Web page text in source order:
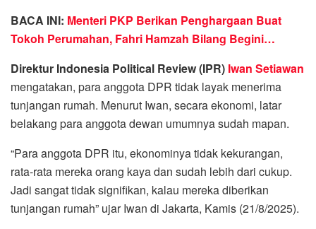
BACA INI: Menteri PKP Berikan Penghargaan Buat
Tokoh Perumahan, Fahri Hamzah Bilang Begini…
Direktur Indonesia Political Review (IPR) Iwan Setiawan
mengatakan, para anggota DPR tidak layak menerima
tunjangan rumah. Menurut Iwan, secara ekonomi, latar
belakang para anggota dewan umumnya sudah mapan.
“Para anggota DPR itu, ekonominya tidak kekurangan,
rata-rata mereka orang kaya dan sudah lebih dari cukup.
Jadi sangat tidak signifikan, kalau mereka diberikan
tunjangan rumah” ujar Iwan di Jakarta, Kamis (21/8/2025).